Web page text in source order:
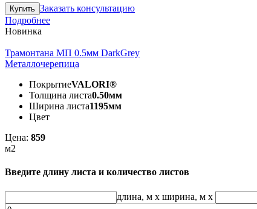
Заказать консультацию
Подробнее
Новинка
Трамонтана МП 0.5мм DarkGrey
Металлочерепица
ПокрытиеVALORI®
Толщина листа0.50мм
Ширина листа1195мм
Цвет
Цена: 859
м2
Введите длину листа и количество листов
длина, м x ширина, м x